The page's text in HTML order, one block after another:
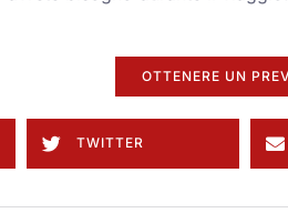
OTTENERE UN
TWITTER